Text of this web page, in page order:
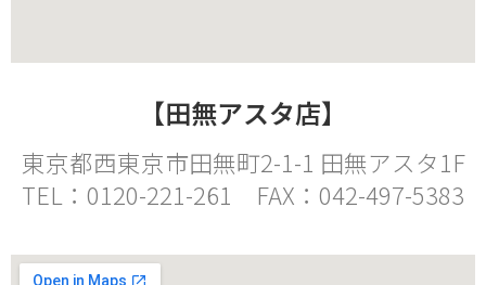
【田無アスタ店】
東京都西東京市田無町2-1-1 田無アスタ1F
TEL：0120-221-261 FAX：042-497-5383